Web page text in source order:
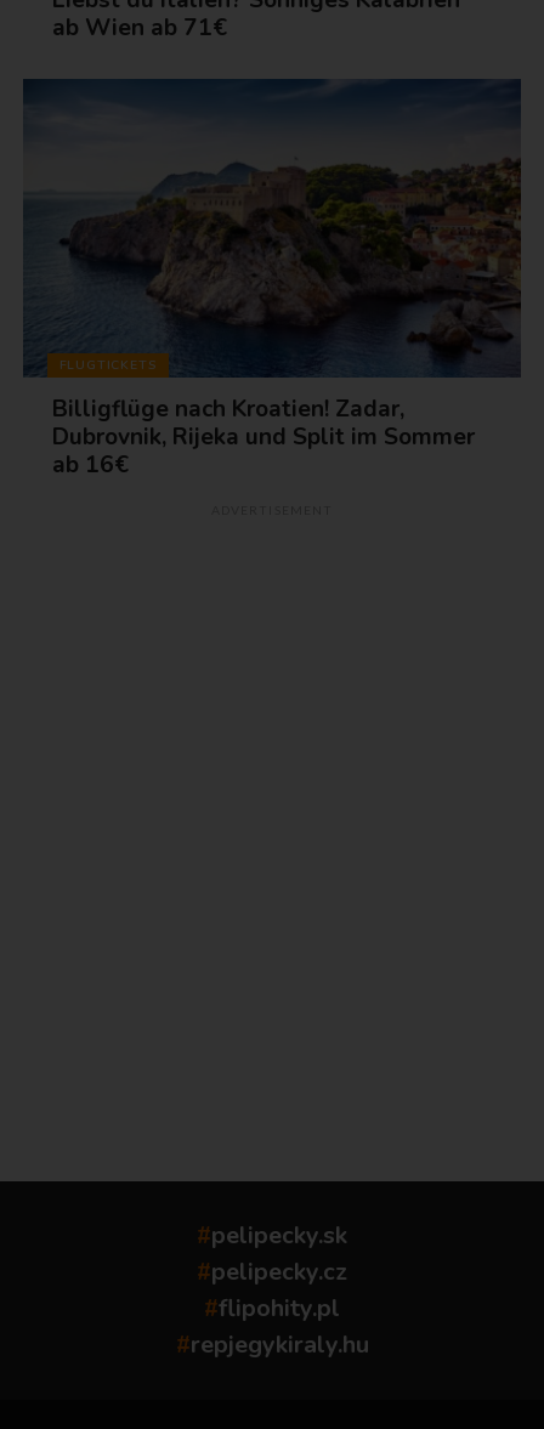
ab Wien ab 71€
FLUGTICKETS
Billigflüge nach Kroatien! Zadar,
Dubrovnik, Rijeka und Split im Sommer
ab 16€
#pelipecky.sk
#pelipecky.cz
#flipohity.pl
#repjegykiraly.hu